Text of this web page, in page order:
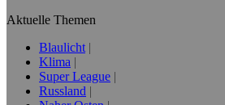
Aktuelle Themen
Blaulicht
Klima
Super League
Russland